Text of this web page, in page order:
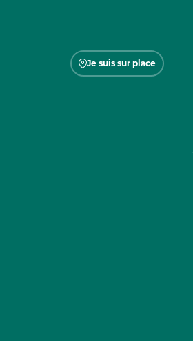
Je suis sur place